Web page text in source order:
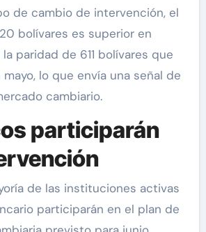
de cambio de intervención, el
bolívares es superior en
la paridad de 611 bolívares que
lo que envía una señal de
cambiario.
participarán
de las instituciones activas
participarán en el plan de